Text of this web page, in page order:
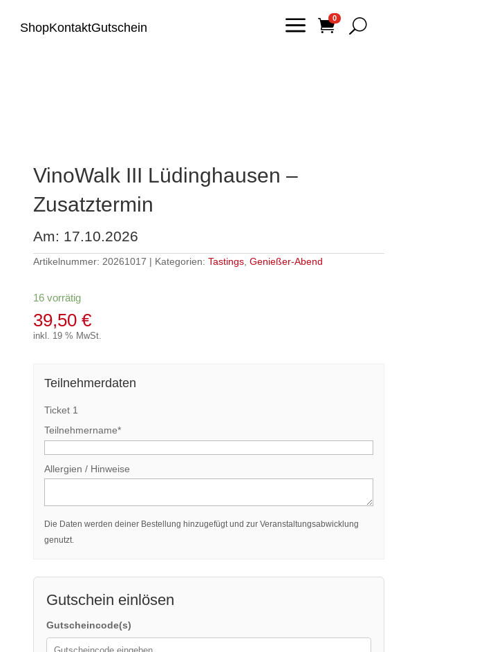
ShopKontaktGutschein a 0 U
VinoWalk III Lüdinghausen –
Zusatztermin
Am: 17.10.2026
Artikelnummer: 20261017 Kategorien: Tastings, Genießer-Abend
16 vorrätig
39,50 €
inkl. 19 % MwSt.
Teilnehmerdaten
Ticket 1
Teilnehmername*
Allergien / Hinweise
Die Daten werden deiner Bestellung hinzugefügt und zur Veranstaltungsabwicklung
genutzt.
Gutschein einlösen
Gutscheincode(s)